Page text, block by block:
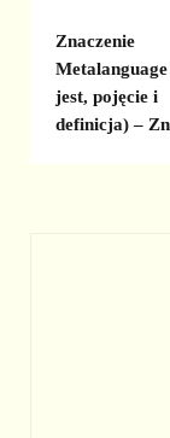
Znaczenie
jest, pojęcie i
definicja) –